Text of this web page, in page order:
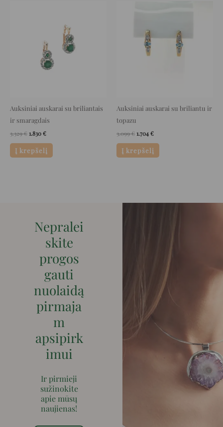
Auksiniai auskarai su briliantais
ir smaragdais
3.329€1.830€
1.830 €.
Į krepšelį
Auksiniai auskarai su briliantu ir
topazu
3.099€1.704€
Į krepšelį
Nepralei
skite
progos
gauti
nuolaidą
pirmaja
m
apsipirk
imui
Ir pirmieji
sužinokite
apie mūsų
naujienas!